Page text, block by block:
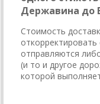
Державина до
Стоимость
отправляются
(и то и другое
которой